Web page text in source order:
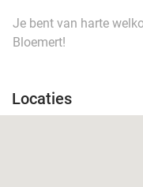
Je bent van harte
Bloemert!
Locaties